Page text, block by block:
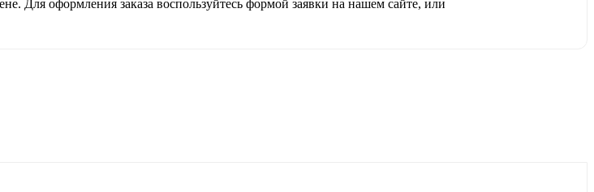
оформления заказа воспользуйтесь формой заявки на нашем сайте, или